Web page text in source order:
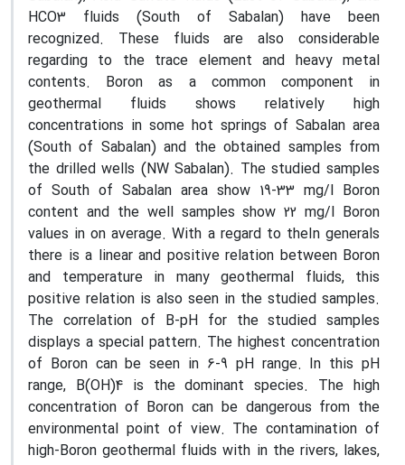
HCO3 fluids (South of Sabalan) have been
recognized. These fluids are also considerable
regarding to the trace element and heavy metal
contents. Boron as a common component in
geothermal fluids shows relatively high
concentrations in some hot springs of Sabalan area
(South of Sabalan) and the obtained samples from
the drilled wells (NW Sabalan). The studied samples
of South of Sabalan area show 19-33 mg/l Boron
content and the well samples show 22 mg/l Boron
values in on average. With a regard to theIn generals
there is a linear and positive relation between Boron
and temperature in many geothermal fluids, this
positive relation is also seen in the studied samples.
The correlation of B-pH for the studied samples
displays a special pattern. The highest concentration
of Boron can be seen in 6-9 pH range. In this pH
range, B(OH)4 is the dominant species. The high
concentration of Boron can be dangerous from the
environmental point of view. The contamination of
high-Boron geothermal fluids with in the rivers, lakes,